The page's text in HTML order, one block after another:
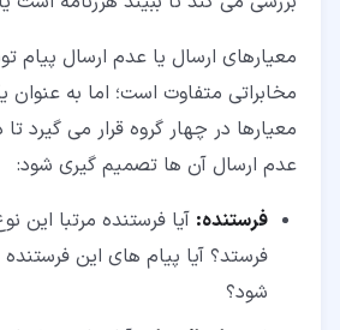
معیارهای ارسال یا عدم ارسال
مخابراتی متفاوت است؛ اما به
معیارها در چهار گروه قرار می گیرد تا
عدم ارسال آن ها تصمیم گیری شود:
فرستنده: آیا فرستنده مرتبا این
فرستد؟ آیا پیام های این
شود؟